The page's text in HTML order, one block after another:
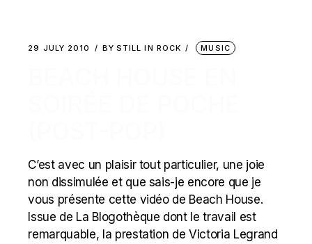
29 JULY 2010 BY STILL IN ROCK MUSIC
C’est avec un plaisir tout particulier, une joie
non dissimulée et que sais-je encore que je
vous présente cette vidéo de Beach House.
Issue de La Blogothèque dont le travail est
remarquable, la prestation de Victoria Legrand